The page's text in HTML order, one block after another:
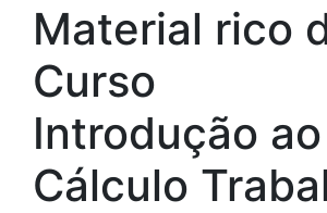
Material rico
Curso
Introdução ao
Cálculo